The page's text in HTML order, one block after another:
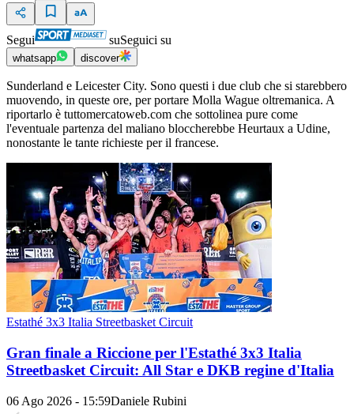
Segui suSeguici su
whatsapp discover
Sunderland e Leicester City. Sono questi i due club che si starebbero
muovendo, in queste ore, per portare Molla Wague oltremanica. A
riportarlo è tuttomercatoweb.com che sottolinea pure come
l'eventuale partenza del maliano bloccherebbe Heurtaux a Udine,
nonostante le tante richieste per il francese.
Estathé 3x3 Italia Streetbasket Circuit
Gran finale a Riccione per l'Estathé 3x3 Italia
Streetbasket Circuit: All Star e DKB regine d'Italia
06 Ago 2026 - 15:59Daniele Rubini